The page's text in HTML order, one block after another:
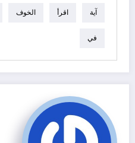
آية اقرأ الخوف
في